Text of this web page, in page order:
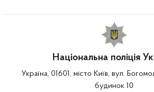
Національна поліція
Україна, 01601, місто Київ, вул.
будинок 10